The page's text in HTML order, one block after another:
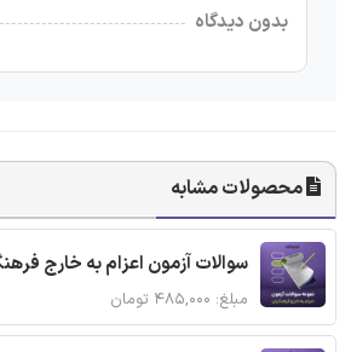
بدون دیدگاه
محصولات مشابه
سوالات آزمون اعزام به خارج
مبلغ: ۴۸۵,۰۰۰ تومان